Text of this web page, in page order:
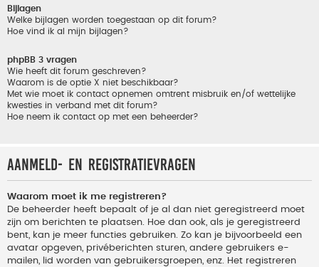
Bijlagen
Welke bijlagen worden toegestaan op dit forum?
Hoe vind ik al mijn bijlagen?
phpBB 3 vragen
Wie heeft dit forum geschreven?
Waarom is de optie X niet beschikbaar?
Met wie moet ik contact opnemen omtrent misbruik en/of wettelijke
kwesties in verband met dit forum?
Hoe neem ik contact op met een beheerder?
Aanmeld- en registratievragen
Waarom moet ik me registreren?
De beheerder heeft bepaalt of je al dan niet geregistreerd moet
zijn om berichten te plaatsen. Hoe dan ook, als je geregistreerd
bent, kan je meer functies gebruiken. Zo kan je bijvoorbeeld een
avatar opgeven, privéberichten sturen, andere gebruikers e-
mailen, lid worden van gebruikersgroepen, enz. Het registreren